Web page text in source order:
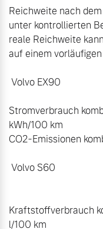
Reichweite nach
unter kontrollierten
reale Reichweite
auf einem
Stromverbrauch
kWh/100 km
CO2-Emissionen
Kraftstoffverbrauch
l/100 km